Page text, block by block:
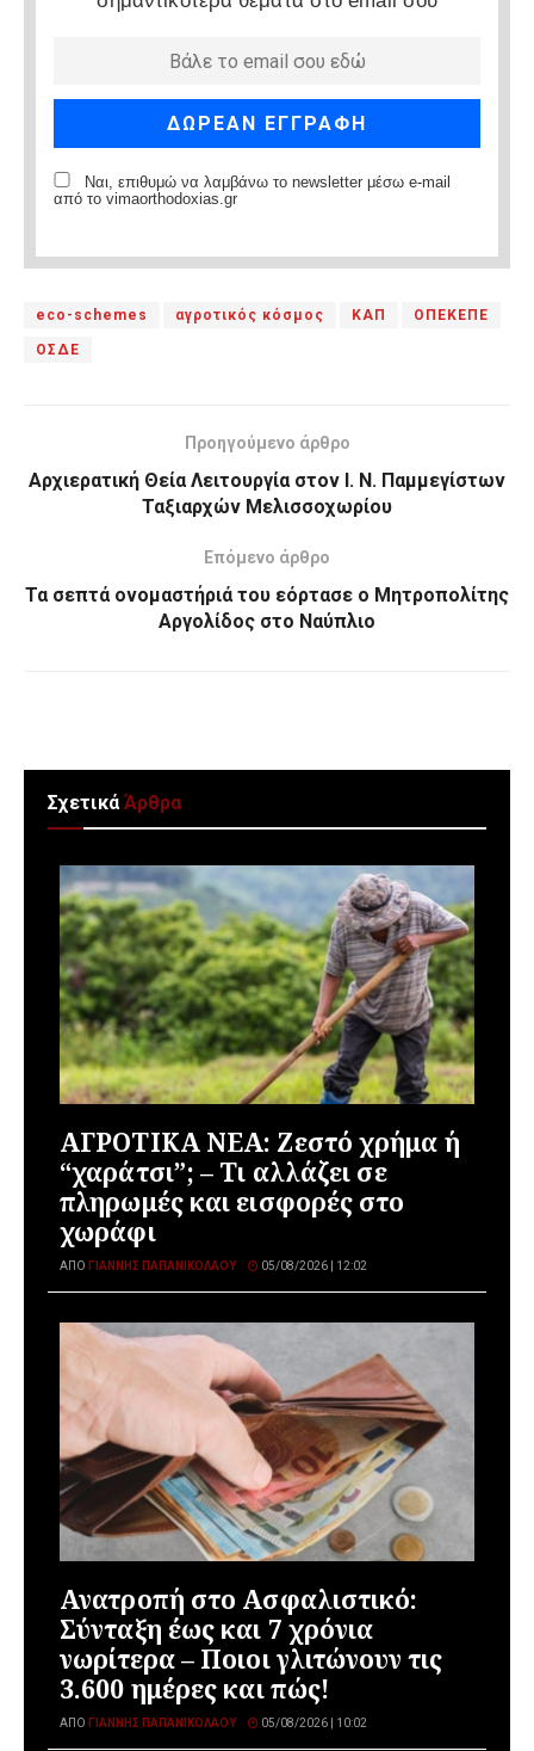
Ναι, επιθυμώ να λαμβάνω το newsletter μέσω e-mail
από το vimaorthodoxias.gr
eco-schemes αγροτικός κόσμος ΚΑΠ ΟΠΕΚΕΠΕ
ΟΣΔΕ
Προηγούμενο άρθρο
Αρχιερατική Θεία Λειτουργία στον Ι. Ν. Παμμεγίστων
Ταξιαρχών Μελισσοχωρίου
Επόμενο άρθρο
Τα σεπτά ονομαστήριά του εόρτασε ο Μητροπολίτης
Αργολίδος στο Ναύπλιο
ΣχετικάΆρθρα
ΑΓΡΟΤΙΚΑ ΝΕΑ: Ζεστό χρήμα ή
“χαράτσι”; – Τι αλλάζει σε
πληρωμές και εισφορές στο
χωράφι
ΑΠΌ ΓΙΆΝΝΗΣ ΠΑΠΑΝΙΚΟΛΆΟΥ 05/08/2026 | 12:02
Ανατροπή στο Ασφαλιστικό:
Σύνταξη έως και 7 χρόνια
νωρίτερα – Ποιοι γλιτώνουν τις
3.600 ημέρες και πώς!
ΑΠΌ ΓΙΆΝΝΗΣ ΠΑΠΑΝΙΚΟΛΆΟΥ 05/08/2026 | 10:02